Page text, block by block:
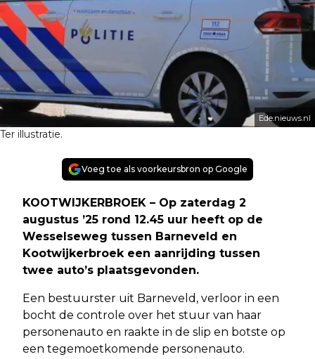
Ede.nieuws.nl
Ter illustratie.
Voeg toe als voorkeursbron op Google
KOOTWIJKERBROEK – Op zaterdag 2
augustus ’25 rond 12.45 uur heeft op de
Wesselseweg tussen Barneveld en
Kootwijkerbroek een aanrijding tussen
twee auto’s plaatsgevonden.
Een bestuurster uit Barneveld, verloor in een
bocht de controle over het stuur van haar
personenauto en raakte in de slip en botste op
een tegemoetkomende personenauto.